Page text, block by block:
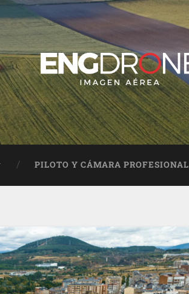
PILOTO Y CÁMARA PROFESIONAL